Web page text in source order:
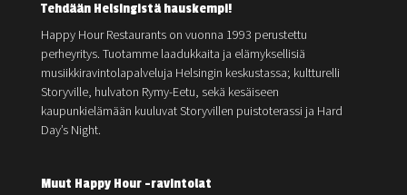
Tehdään Helsingistä hauskempi!
Happy Hour Restaurants on vuonna 1993 perustettu
perheyritys. Tuotamme laadukkaita ja elämyksellisiä
musiikkiravintolapalveluja Helsingin keskustassa; kultturelli
Storyville, hulvaton Rymy-Eetu, sekä kesäiseen
kaupunkielämään kuuluvat Storyvillen puistoterassi ja Hard
Day’s Night.
Muut Happy Hour -ravintolat